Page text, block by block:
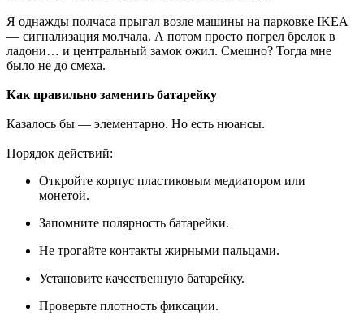
Я однажды полчаса прыгал возле машины на парковке IKEA
— сигнализация молчала. А потом просто погрел брелок в
ладони… и центральный замок ожил. Смешно? Тогда мне
было не до смеха.
Как правильно заменить батарейку
Казалось бы — элементарно. Но есть нюансы.
Порядок действий:
Откройте корпус пластиковым медиатором или
монетой.
Запомните полярность батарейки.
Не трогайте контакты жирными пальцами.
Установите качественную батарейку.
Проверьте плотность фиксации.